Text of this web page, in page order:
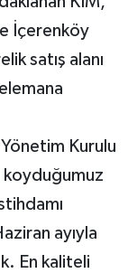
İçerenköy
satış alanı
Kurulu
koyduğumuz
ayıyla
En kaliteli